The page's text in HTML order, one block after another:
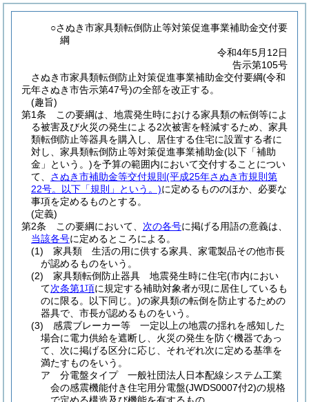
○さぬき市家具類転倒防止等対策促進事業補助金交付要
綱
令和4年5月12日
告示第105号
さぬき市家具類転倒防止対策促進事業補助金交付要綱(令和
元年さぬき市告示第47号)の全部を改正する。
(趣旨)
第1条
この要綱は、地震発生時における家具類の転倒等によ
る被害及び火災の発生による2次被害を軽減するため、家具
類転倒防止等器具を購入し、居住する住宅に設置する者に
対し、家具類転倒防止等対策促進事業補助金(以下「補助
金」という。)を予算の範囲内において交付することについ
て、 さぬき市補助金等交付規則 (平成25年さぬき市規則第
22号。以下「規則」という。)に定めるもののほか、必要な
事項を定めるものとする。
(定義)
第2条
この要綱において、 次の各号に掲げる用語の意義は、
当該各号に定めるところによる。
(1)
家具類 生活の用に供する家具、家電製品その他市長
が認めるものをいう。
(2)
家具類転倒防止器具 地震発生時に住宅(市内におい
て次条第1項に規定する補助対象者が現に居住しているも
のに限る。以下同じ。)の家具類の転倒を防止するための
器具で、市長が認めるものをいう。
(3)
感震ブレーカー等 一定以上の地震の揺れを感知した
場合に電力供給を遮断し、火災の発生を防ぐ機器であっ
て、次に掲げる区分に応じ、それぞれ次に定める基準を
満たすものをいう。
ア
分電盤タイプ 一般社団法人日本配線システム工業
会の感震機能付き住宅用分電盤(JWDS0007付2)の規格